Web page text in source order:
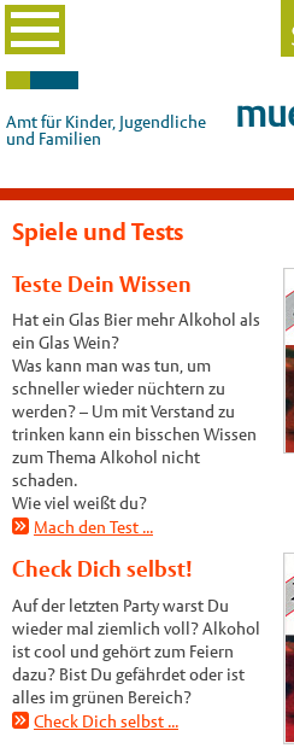
Amt für Kinder, Jugendliche
und Familien
Spiele und Tests
Teste Dein Wissen
Hat ein Glas Bier mehr Alkohol als
ein Glas Wein?
Was kann man was tun, um
schneller wieder nüchtern zu
werden? – Um mit Verstand zu
trinken kann ein bisschen Wissen
zum Thema Alkohol nicht
schaden.
Wie viel weißt du?
Mach den Test ...
Check Dich selbst!
Auf der letzten Party warst Du
wieder mal ziemlich voll? Alkohol
ist cool und gehört zum Feiern
dazu? Bist Du gefährdet oder ist
alles im grünen Bereich?
Check Dich selbst ...